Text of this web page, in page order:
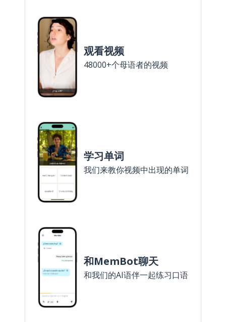
观看视频
48000+个母语者的视频
学习单词
我们来教你视频中出现的单词
和MemBot聊天
和我们的AI语伴一起练习口语